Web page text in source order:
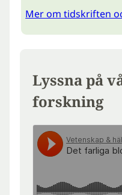
Mer om tidskriften
Lyssna på
forskning